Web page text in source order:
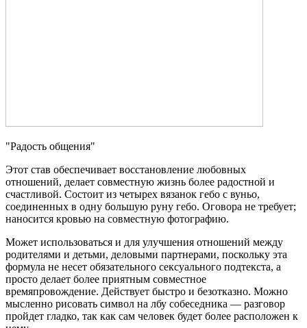
"Радость общения"
Этот став обеспечивает восстановление любовных
отношений, делает совместную жизнь более радостной и
счастливой. Состоит из четырех вязанок гебо с вуньо,
соединенных в одну большую руну гебо. Оговора не требует;
наносится кровью на совместную фотографию.
Может использоваться и для улучшения отношений между
родителями и детьми, деловыми партнерами, поскольку эта
формула не несет обязательного сексуального подтекста, а
просто делает более приятным совместное
времяпровождение. Действует быстро и безотказно. Можно
мысленно рисовать символ на лбу собеседника — разговор
пройдет гладко, так как сам человек будет более расположен к